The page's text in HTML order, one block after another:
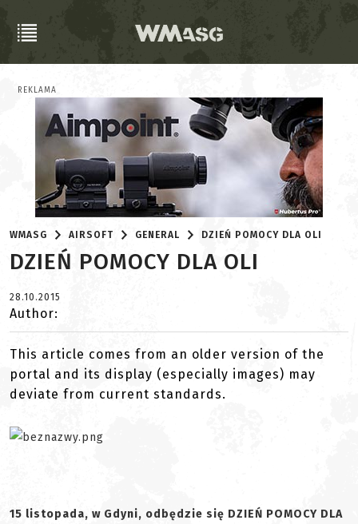
REKLAMA
WMASG AIRSOFT GENERAL DZIEŃ POMOCY DLA OLI
DZIEŃ POMOCY DLA OLI
28.10.2015
Author:
This article comes from an older version of the
portal and its display (especially images) may
deviate from current standards.
15 listopada, w Gdyni, odbędzie się DZIEŃ POMOCY DLA